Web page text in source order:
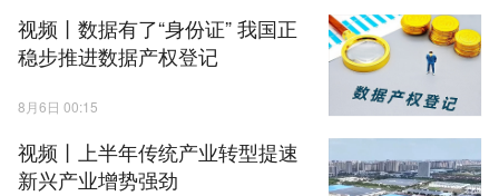
视频丨数据有了“身份证” 我国正
稳步推进数据产权登记
8月6日 00:15
视频丨上半年传统产业转型提速
新兴产业增势强劲